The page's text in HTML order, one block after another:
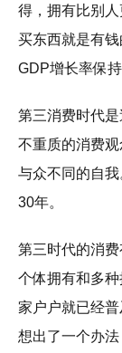
得，拥有比别
买东西就是有钱
GDP增长率保持
第三消费时代
不重质的消费
与众不同的自
30年。
第三时代的消
个体拥有和多
家户户就已经
想出了一个办